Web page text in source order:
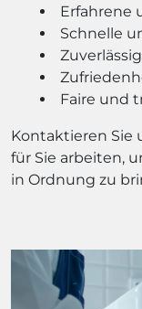
Erfahrene
Schnelle
Faire und
Kontaktieren Sie
für Sie arbeiten,
in Ordnung zu